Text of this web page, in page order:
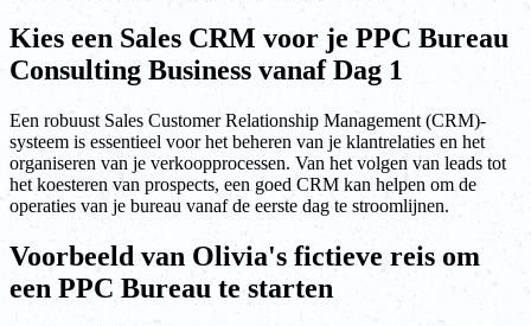
Kies een Sales CRM voor je PPC Bureau
Consulting Business vanaf Dag 1
Een robuust Sales Customer Relationship Management (CRM)-
systeem is essentieel voor het beheren van je klantrelaties en het
organiseren van je verkoopprocessen. Van het volgen van leads tot
het koesteren van prospects, een goed CRM kan helpen om de
operaties van je bureau vanaf de eerste dag te stroomlijnen.
Voorbeeld van Olivia's fictieve reis om
een PPC Bureau te starten